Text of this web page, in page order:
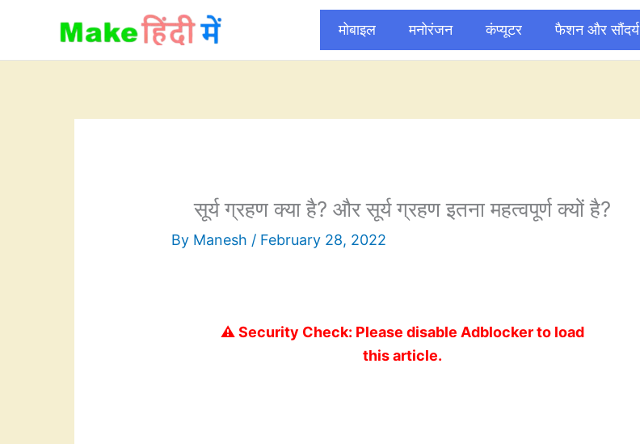
content
मोबाइल मनोरंजन कंप्यूटर फैशन और सौंदर्य
सूर्य ग्रहण क्या है? और सूर्य ग्रहण इतना महत्वपूर्ण क्यों है?
By Manesh / February 28, 2022
⚠️ Security Check: Please disable Adblocker to load
this article.